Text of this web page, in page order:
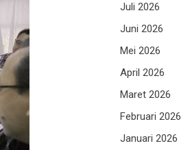
Juli 2026
Juni 2026
Mei 2026
April 2026
Maret 2026
Februari 2026
Januari 2026